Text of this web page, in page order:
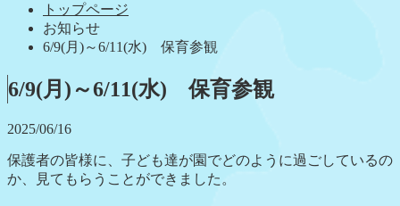
トップページ
お知らせ
6/9(月)～6/11(水) 保育参観
6/9(月)～6/11(水) 保育参観
2025/06/16
保護者の皆様に、子ども達が園でどのように過ごしているの
か、見てもらうことができました。